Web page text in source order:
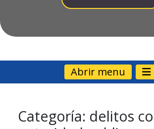
Abrir menu
Categoría: delitos